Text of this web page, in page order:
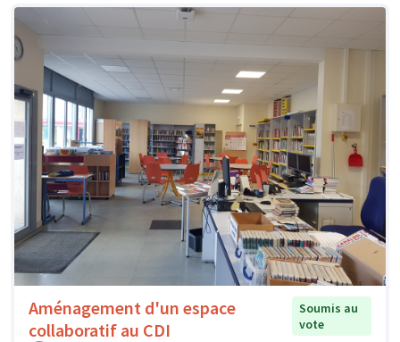
Aménagement d'un espace
collaboratif au CDI
Soumis au
vote